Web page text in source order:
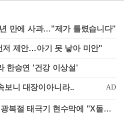
만에 사과…"제가 틀렸습니다"
저 제안…아기 못 낳아 미안"
한승연 '건강 이상설'
김희철, 거꾸로 걸린 광복절 태극기 현수막에 "X돌았네"